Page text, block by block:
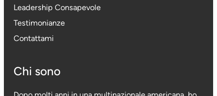
Leadership Consapevole
Testimonianze
Contattami
Chi sono